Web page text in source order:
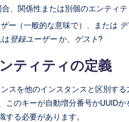
、関係性または別個のエンティテ
ー（一般的な意味で）、または
登録ユーザーか、 ゲスト ?
ティティの定義
スを他のインスタンスと区別す
このキーが自動増分番号かUUIDか
る必要があります。